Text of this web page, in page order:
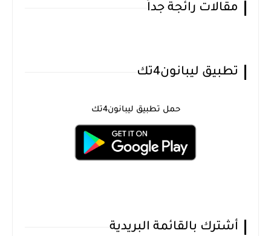
مقالات رائجة جداً
تطبيق ليبانون4تك
حمل تطبيق ليبانون4تك
أشترك بالقائمة البريدية